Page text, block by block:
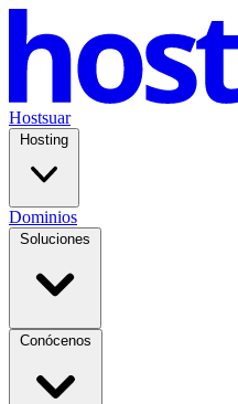
Hostsuar
Hosting
Dominios
Soluciones
Conócenos